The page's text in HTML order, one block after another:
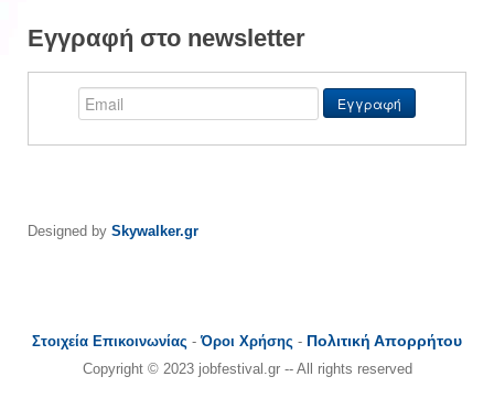
Εγγραφή στο newsletter
Designed by Skywalker.gr
Στοιχεία Επικοινωνίας -Όροι Χρήσης - Πολιτική Απορρήτου
Copyright © 2023 jobfestival.gr -- All rights reserved